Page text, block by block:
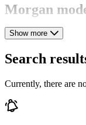
Morgan
Morgan 3-
Morgan Plus 4
Morgan Plus 8
Morgan Plus
Show more
Search
Currently, there are